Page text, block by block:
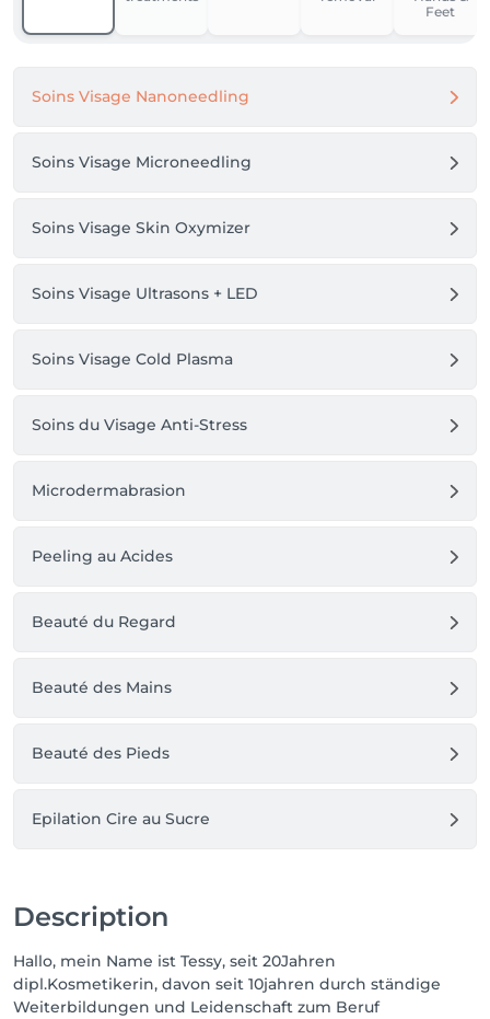
Ich danke für ihr Verständniss und freue mich auf Sie
und ihre Haut.
Feet
Soins Visage Nanoneedling
Soins Visage Microneedling
Soins Visage Skin Oxymizer
Soins Visage Ultrasons + LED
Soins Visage Cold Plasma
Soins du Visage Anti-Stress
Microdermabrasion
Peeling au Acides
Beauté du Regard
Beauté des Mains
Beauté des Pieds
Epilation Cire au Sucre
Description
Hallo, mein Name ist Tessy, seit 20Jahren
dipl.Kosmetikerin, davon seit 10jahren durch ständige
Weiterbildungen und Leidenschaft zum Beruf